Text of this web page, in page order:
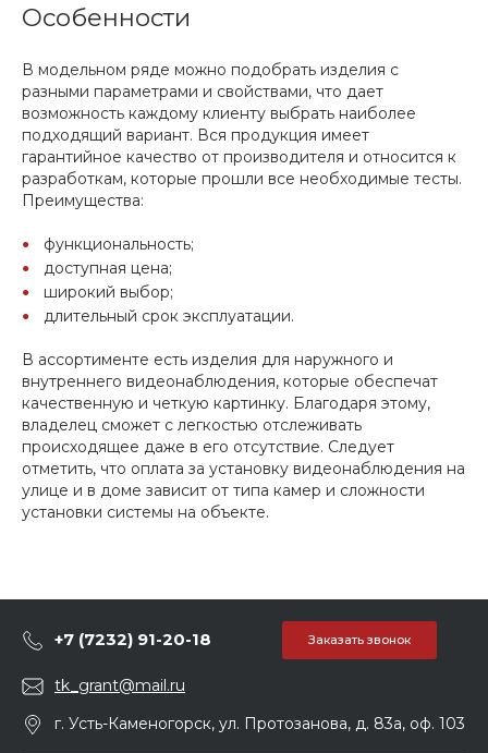
Особенности
В модельном ряде можно подобрать изделия с
разными параметрами и свойствами, что дает
возможность каждому клиенту выбрать наиболее
подходящий вариант. Вся продукция имеет
гарантийное качество от производителя и относится к
разработкам, которые прошли все необходимые тесты.
Преимущества:
функциональность;
доступная цена;
широкий выбор;
длительный срок эксплуатации.
В ассортименте есть изделия для наружного и
внутреннего видеонаблюдения, которые обеспечат
качественную и четкую картинку. Благодаря этому,
владелец сможет с легкостью отслеживать
происходящее даже в его отсутствие. Следует
отметить, что оплата за установку видеонаблюдения на
улице и в доме зависит от типа камер и сложности
установки системы на объекте.
+7 (7232) 91-20-18 Заказать звонок
tk_grant@mail.ru
г. Усть-Каменогорск, ул. Протозанова, д. 83а, оф. 103